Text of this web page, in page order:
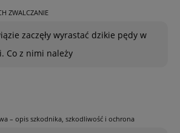
ZWALCZANIE
zaczęły wyrastać dzikie pędy w
Co z nimi należy
– opis szkodnika, szkodliwość i ochrona